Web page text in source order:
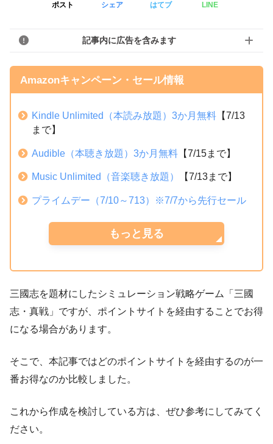
ポスト シェア はてブ LINE
記事内に広告を含みます
Amazonキャンペーン・セール情報
Kindle Unlimited（本読み放題）3か月無料 【7/13
まで】
Audible（本聴き放題）3か月無料 【7/15まで】
Music Unlimited（音楽聴き放題） 【7/13まで】
プライムデー（7/10～713）※7/7から先行セール
もっと見る
三國志を題材にしたシミュレーション戦略ゲーム「三國
志・真戦」ですが、ポイントサイトを経由することでお得
になる場合があります。
そこで、本記事ではどのポイントサイトを経由するのが一
番お得なのか比較しました。
これから作成を検討している方は、ぜひ参考にしてみてく
ださい。